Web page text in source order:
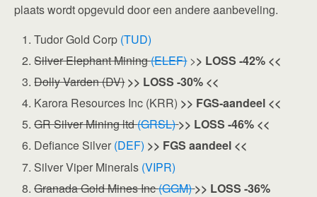
plaats wordt opgevuld door een andere aanbeveling.
Tudor Gold Corp (TUD)
Silver Elephant Mining(ELEF)>> LOSS -42% <<
Dolly Varden (DV)>> LOSS -30% <<
Karora Resources Inc (KRR) >> FGS-aandeel <<
GR Silver Mining ltd(GRSL)>> LOSS -46% <<
Defiance Silver (DEF) >> FGS aandeel <<
Silver Viper Minerals (VIPR)
Granada Gold Mines Inc(GGM)>> LOSS -36%